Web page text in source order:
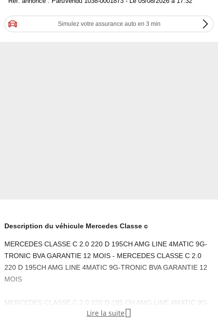
Simulez votre assurance auto en 3 min
Description du véhicule Mercedes Classe c
MERCEDES CLASSE C 2.0 220 D 195CH AMG LINE 4MATIC 9G-
TRONIC BVA GARANTIE 12 MOIS - MERCEDES CLASSE C 2.0
220 D 195CH AMG LINE 4MATIC 9G-TRONIC BVA GARANTIE 12
MOIS
MERCEDES CLASSE C 2.0 220 D 195 CH AMG LINE 4MATIC 9G-
TRONIC BVA ? GARANTIE 12 MOIS
Lire la suite 